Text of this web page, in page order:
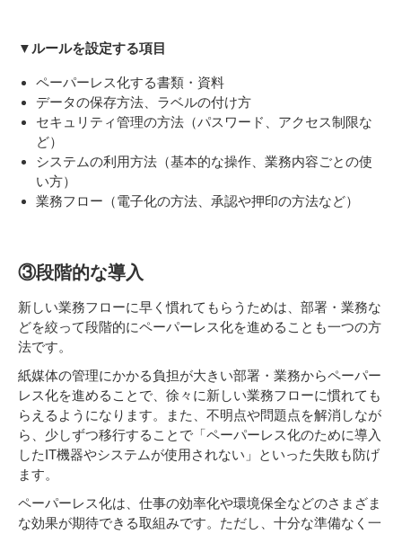
▼ルールを設定する項目
ペーパーレス化する書類・資料
データの保存方法、ラベルの付け方
セキュリティ管理の方法（パスワード、アクセス制限な
ど）
システムの利用方法（基本的な操作、業務内容ごとの使
い方）
業務フロー（電子化の方法、承認や押印の方法など）
③段階的な導入
新しい業務フローに早く慣れてもらうためは、部署・業務な
どを絞って段階的にペーパーレス化を進めることも一つの方
法です。
紙媒体の管理にかかる負担が大きい部署・業務からペーパー
レス化を進めることで、徐々に新しい業務フローに慣れても
らえるようになります。また、不明点や問題点を解消しなが
ら、少しずつ移行することで「ペーパーレス化のために導入
したIT機器やシステムが使用されない」といった失敗も防げ
ます。
ペーパーレス化は、仕事の効率化や環境保全などのさまざま
な効果が期待できる取組みです。ただし、十分な準備なく一